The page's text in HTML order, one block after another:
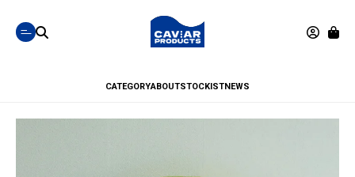
CATEGORYABOUTSTOCKISTNEWS